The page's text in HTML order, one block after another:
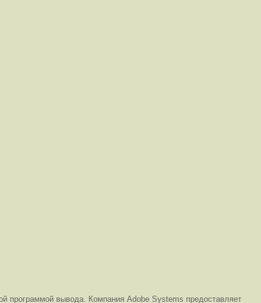
программой вывода. Компания Adobe Systems предоставляет